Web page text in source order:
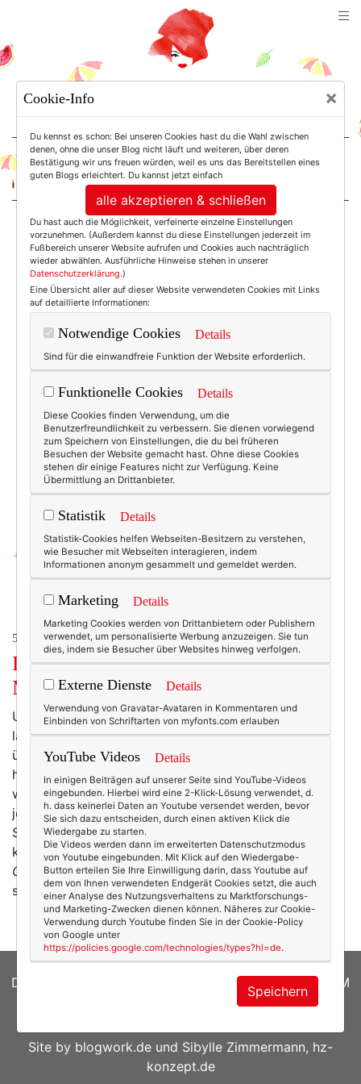
For Women. Not Girls.
Einträge mit dem
Tag: Beauty
Micrometer
50+ LIFESTYLE
Dienstagsschnipsel. Die
Mittwochsausgabe.
Uuups, schon Mittwoch? Da habe ich vor lauter ....
lauter ... Dings und Bums doch glatt den Dienstag
übersehen. Und die Dienstagsschnipsel. Die reiche ich
hiermit dann einfach kurz nach. * Bald ist ja schon
wieder Wiesn. Oktoberfest. Ach, was freue ich mich
jetzt schon auf knatschbunte Dirndl und Italiener mit
Sepperlhut. Weil das ja so bayrisch ist. Und nun
kommen die Dirndl auch noch aus China, schreibt der
Guardian. Bayrische Trachtenmodeproduzenten sind
selbstverständlich entsetzt, ich… mehr
DATENSCHUTZERKLÄRUNG COOKIES | IMPRESSUM
Site by blogwork.de und Sibylle Zimmermann, hz-
konzept.de
Cookie-Info ×
Du kennst es schon: Bei unseren Cookies hast du die Wahl zwischen
denen, ohne die unser Blog nicht läuft und weiteren, über deren
Bestätigung wir uns freuen würden, weil es uns das Bereitstellen eines
guten Blogs erleichtert. Du kannst jetzt einfach
alle akzeptieren & schließen
Du hast auch die Möglichkeit, verfeinerte einzelne Einstellungen
vorzunehmen. (Außerdem kannst du diese Einstellungen jederzeit im
Fußbereich unserer Website aufrufen und Cookies auch nachträglich
wieder abwählen. Ausführliche Hinweise stehen in unserer
Datenschutzerklärung.)
Eine Übersicht aller auf dieser Website verwendeten Cookies mit Links
auf detaillierte Informationen:
Notwendige Cookies Details
Sind für die einwandfreie Funktion der Website erforderlich.
Funktionelle Cookies Details
Diese Cookies finden Verwendung, um die
Benutzerfreundlichkeit zu verbessern. Sie dienen vorwiegend
zum Speichern von Einstellungen, die du bei früheren
Besuchen der Website gemacht hast. Ohne diese Cookies
stehen dir einige Features nicht zur Verfügung. Keine
Übermittlung an Drittanbieter.
Statistik Details
Statistik-Cookies helfen Webseiten-Besitzern zu verstehen,
wie Besucher mit Webseiten interagieren, indem
Informationen anonym gesammelt und gemeldet werden.
Marketing Details
Marketing Cookies werden von Drittanbietern oder Publishern
verwendet, um personalisierte Werbung anzuzeigen. Sie tun
dies, indem sie Besucher über Websites hinweg verfolgen.
Externe Dienste Details
Verwendung von Gravatar-Avataren in Kommentaren und
Einbinden von Schriftarten von myfonts.com erlauben
YouTube Videos Details
In einigen Beiträgen auf unserer Seite sind YouTube-Videos
eingebunden. Hierbei wird eine 2-Klick-Lösung verwendet, d.
h. dass keinerlei Daten an Youtube versendet werden, bevor
Sie sich dazu entscheiden, durch einen aktiven Klick die
Wiedergabe zu starten.
Die Videos werden dann im erweiterten Datenschutzmodus
von Youtube eingebunden. Mit Klick auf den Wiedergabe-
Button erteilen Sie Ihre Einwilligung darin, dass Youtube auf
dem von Ihnen verwendeten Endgerät Cookies setzt, die auch
einer Analyse des Nutzungsverhaltens zu Marktforschungs-
und Marketing-Zwecken dienen können. Näheres zur Cookie-
Verwendung durch Youtube finden Sie in der Cookie-Policy
von Google unter
https://policies.google.com/technologies/types?hl=de.
Speichern